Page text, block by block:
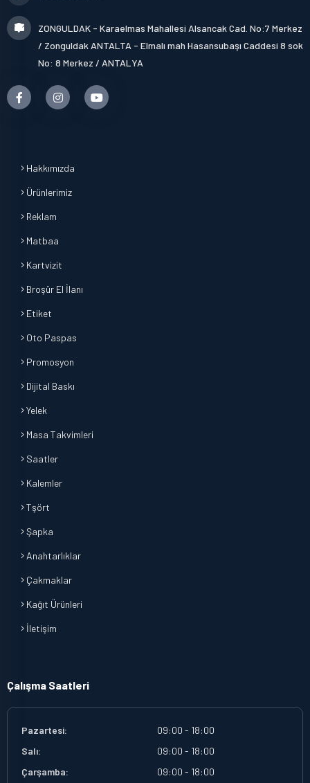
ZONGULDAK - Karaelmas Mahallesi Alsancak Cad. No:7 Merkez
/ Zonguldak ANTALTA - Elmalı mah Hasansubaşı Caddesi 8 sok
No: 8 Merkez / ANTALYA
Hakkımızda
Ürünlerimiz
Reklam
Matbaa
Kartvizit
Broşür El İlanı
Etiket
Oto Paspas
Promosyon
Dijital Baskı
Yelek
Masa Takvimleri
Saatler
Kalemler
Tşört
Şapka
Anahtarlıklar
Çakmaklar
Kağıt Ürünleri
İletişim
Çalışma Saatleri
Pazartesi:
09:00 - 18:00
Salı:
09:00 - 18:00
Çarşamba:
09:00 - 18:00